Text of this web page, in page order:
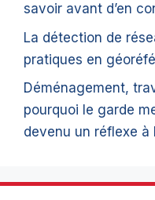
savoir avant d’en
La détection de
pratiques en
Déménagement,
pourquoi le garde
devenu un réflexe à